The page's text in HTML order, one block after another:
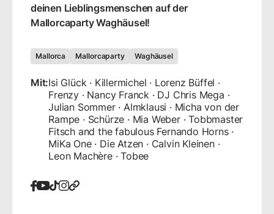
deinen Lieblingsmenschen auf der
Mallorcaparty Waghäusel!
Mallorca Mallorcaparty Waghäusel
Mit:Isi Glück · Killermichel · Lorenz Büffel ·
Frenzy · Nancy Franck · DJ Chris Mega ·
Julian Sommer · Almklausi · Micha von der
Rampe · Schürze · Mia Weber · Tobbmaster
Fitsch and the fabulous Fernando Horns ·
MiKa One · Die Atzen · Calvin Kleinen ·
Leon Machère · Tobee